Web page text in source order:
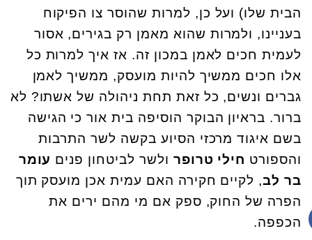
הבית שלו) ועל כן, למרות שהוסר צו הפיקוח
בעניינו, ולמרות שהוא מאמן רק בגירים, אסור
לעמית חכים לאמן במכון זה. אז איך למרות כל
אלו חכים ממשיך להיות מועסק, ממשיך לאמן
גברים ונשים, כל זאת תחת ניהולה של אשתו? לא
ברור. בראיון הבוקר הוסיפה בית אור כי הגישה
בשם איגוד מרכזי הסיוע בקשה לשר התרבות
והספורט חילי טרופר ולשר לביטחון פנים עומר
בר לב, לקיים חקירה האם עמית אכן מועסק תוך
הפרה של החוק, ספק אם מי מהם ירים את
הכפפה.